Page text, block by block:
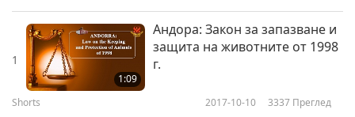
1
1:09
Андора: Закон за запазване и
защита на животните от 1998
г.
Shorts 2017-10-10 3337 Преглед